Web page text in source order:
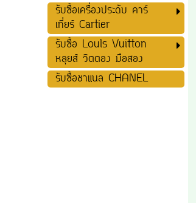
รับซื้อเครื่องประดับ คาร์
เที่ยร์ Cartier
รับซื้อ Louls Vuitton
หลุยส์ วิตตอง มือสอง
รับซื้อชาแนล CHANEL